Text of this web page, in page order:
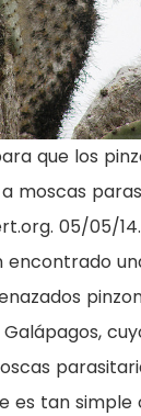
que los
moscas
05/05/14.
encontrado
es tan simple